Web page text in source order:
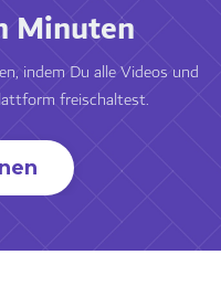
Minuten
indem Du alle Videos und
freischaltest.